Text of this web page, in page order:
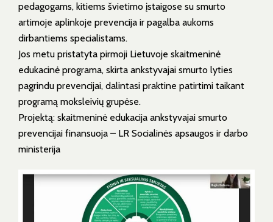
pedagogams, kitiems švietimo įstaigose su smurto
artimoje aplinkoje prevencija ir pagalba aukoms
dirbantiems specialistams.
Jos metu pristatyta pirmoji Lietuvoje skaitmeninė
edukacinė programa, skirta ankstyvajai smurto lyties
pagrindu prevencijai, dalintasi praktine patirtimi taikant
programą moksleivių grupėse.
Projektą: skaitmeninė edukacija ankstyvajai smurto
prevencijai finansuoja – LR Socialinės apsaugos ir darbo
ministerija